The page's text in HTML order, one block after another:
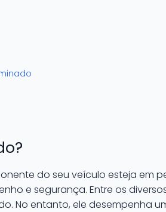
do seu veículo esteja em
e segurança. Entre os
No entanto, ele desempenha